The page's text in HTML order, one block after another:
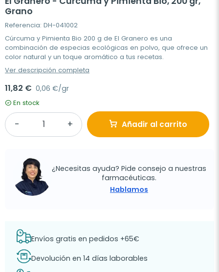
Grano
Referencia: DH-041002
Cúrcuma y Pimienta Bio 200 g de El Granero es una
combinación de especias ecológicas en polvo, que ofrece un
color natural y un toque aromático a tus recetas.
Ver descripción completa
11,82 € 0,06 €/gr
En stock
Añadir al carrito
¿Necesitas ayuda? Pide consejo a nuestras
farmacéuticas.
Hablamos
Envíos gratis en pedidos +65€
Devolución en 14 días laborables